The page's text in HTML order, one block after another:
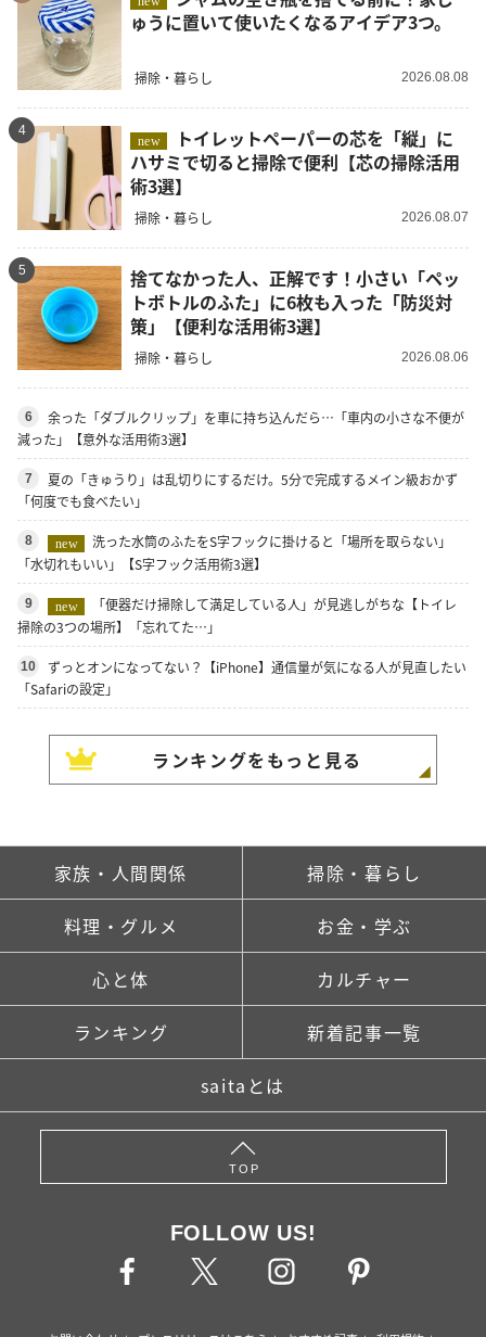
ゅうに置いて使いたくなるアイデア3つ。
掃除・暮らし 2026.08.08
4
new
ハサミで切ると掃除で便利【芯の掃除活用
術3選】
掃除・暮らし 2026.08.07
5
捨てなかった人、正解です！小さい「ペッ
トボトルのふた」に6枚も入った「防災対
策」【便利な活用術3選】
掃除・暮らし 2026.08.06
6
余った「ダブルクリップ」を車に持ち込んだら…「車内の小さな不便が
減った」【意外な活用術3選】
7
夏の「きゅうり」は乱切りにするだけ。5分で完成するメイン級おかず
「何度でも食べたい」
8 new
洗った水筒のふたをS字フックに掛けると「場所を取らない」
「水切れもいい」【S字フック活用術3選】
9 new
「便器だけ掃除して満足している人」が見逃しがちな【トイレ
掃除の3つの場所】「忘れてた…」
10
ずっとオンになってない？【iPhone】通信量が気になる人が見直したい
「Safariの設定」
ランキングをもっと見る
家族・人間関係 掃除・暮らし
料理・グルメ お金・学ぶ
心と体 カルチャー
ランキング 新着記事一覧
saitaとは
TOP
FOLLOW US!